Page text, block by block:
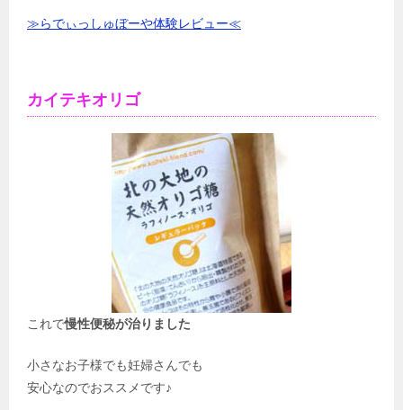
≫らでぃっしゅぼーや体験レビュー≪
カイテキオリゴ
これで慢性便秘が治りました
小さなお子様でも妊婦さんでも
安心なのでおススメです♪